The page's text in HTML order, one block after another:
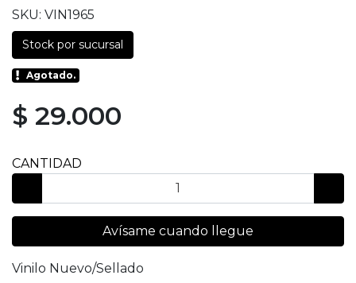
SKU: VIN1965
Stock por sucursal
Agotado.
$ 29.000
CANTIDAD
Avísame cuando llegue
Vinilo Nuevo/Sellado